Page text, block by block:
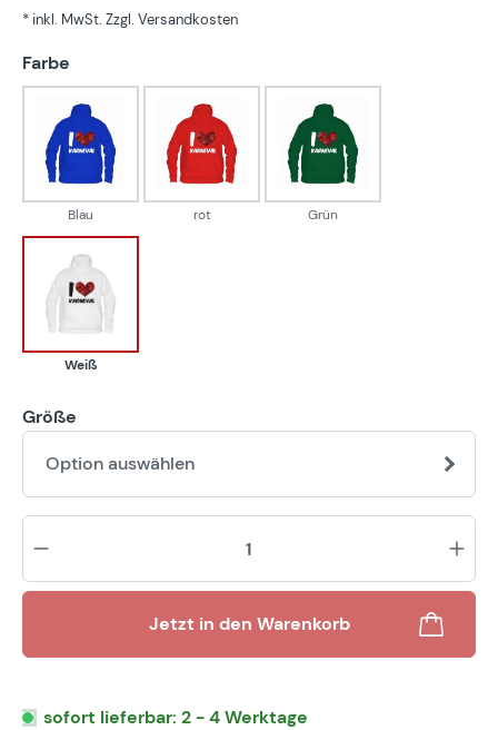
* inkl. MwSt. Zzgl. Versandkosten
Farbe
Blau
Blau
rot
rot
Grün
Grün
Weiß
Weiß
Größe
Option auswählen
Jetzt in den Warenkorb
sofort lieferbar: 2 - 4 Werktage